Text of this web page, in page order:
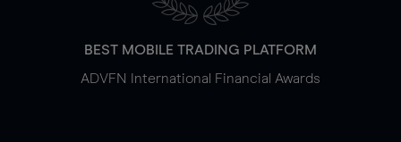
BEST MOBILE TRADING PLATFORM
ADVFN International Financial Awards